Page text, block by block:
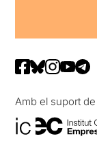
Amb el suport de